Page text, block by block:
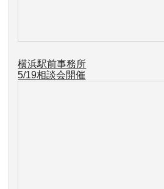
横浜駅前事務所
5/19相談会開催